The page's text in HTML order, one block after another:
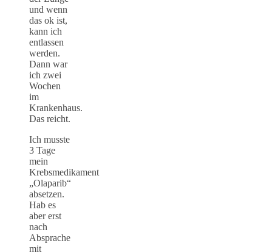
und wenn
das ok ist,
kann ich
entlassen
werden.
Dann war
ich zwei
Wochen
im
Krankenhaus.
Das reicht.
Ich musste
3 Tage
mein
Krebsmedikament
„Olaparib“
absetzen.
Hab es
aber erst
nach
Absprache
mit